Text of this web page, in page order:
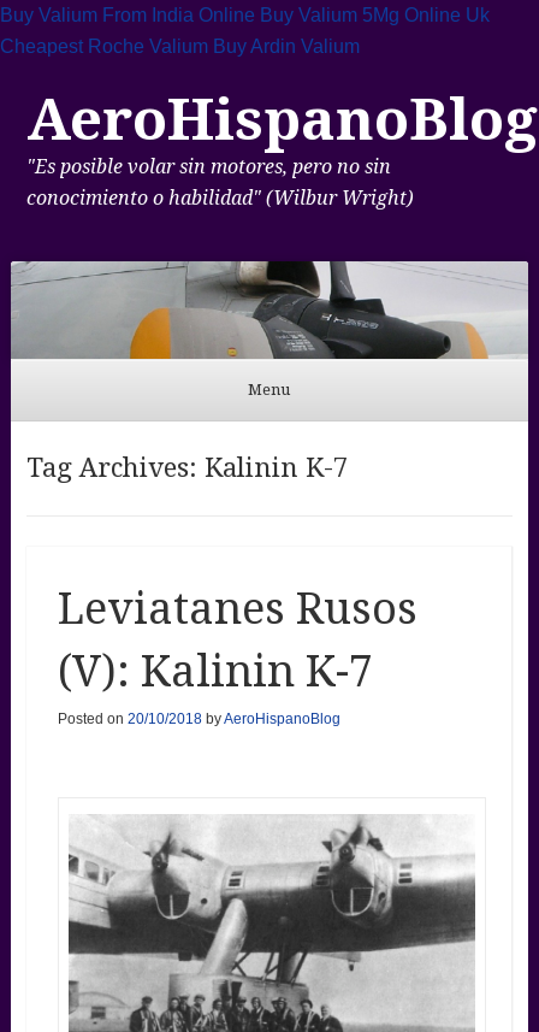
Buy Valium From India Online Buy Valium 5Mg Online Uk
Cheapest Roche Valium Buy Ardin Valium
AeroHispanoBlog
"Es posible volar sin motores, pero no sin
conocimiento o habilidad" (Wilbur Wright)
Menu
Tag Archives: Kalinin K-7
Leviatanes Rusos
(V): Kalinin K-7
Posted on 20/10/2018byAeroHispanoBlog